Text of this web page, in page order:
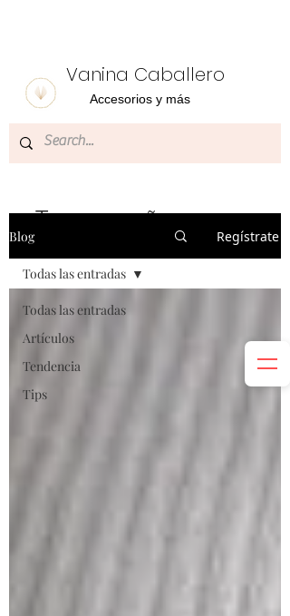
Vanina Caballero
Accesorios y más
Te acompañamos con
interés
Blog Regístrate
Todas las entradas
Artículos
Tendencia
Tips
Todas las entradas